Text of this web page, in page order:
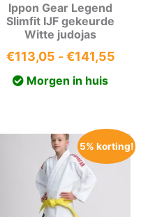
Ippon Gear Legend
Slimfit IJF gekeurde
Witte judojas
€113,05 - €141,55
Morgen in huis
5% korting!